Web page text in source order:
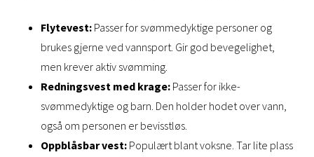
Flytevest: Passer for svømmedyktige personer og
brukes gjerne ved vannsport. Gir god bevegelighet,
men krever aktiv svømming.
Redningsvest med krage: Passer for ikke-
svømmedyktige og barn. Den holder hodet over vann,
også om personen er bevisstløs.
Oppblåsbar vest: Populært blant voksne. Tar lite plass